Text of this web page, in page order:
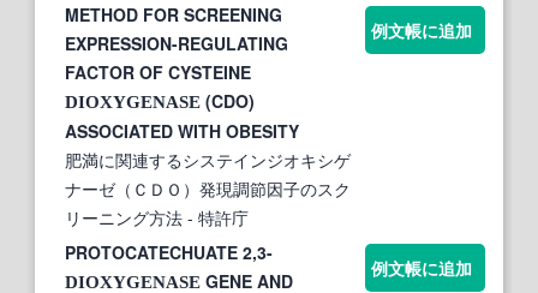
METHOD FOR SCREENING
EXPRESSION-REGULATING
FACTOR OF CYSTEINE
DIOXYGENASE (CDO)
ASSOCIATED WITH OBESITY
肥満に関連するシステインジオキシゲ
ナーゼ（ＣＤＯ）発現調節因子のスク
リーニング方法 - 特許庁
例文帳に追加
PROTOCATECHUATE 2,3-
DIOXYGENASE GENE AND
例文帳に追加